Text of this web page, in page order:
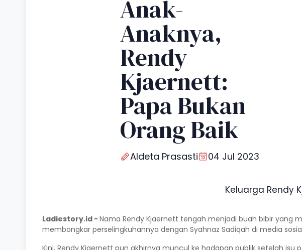
Anak-
Anaknya,
Rendy
Kjaernett:
Papa Bukan
Orang Baik
Aldeta Prasasti 04 Jul 2023
Keluarga Rendy
Ladiestory.id - Nama Rendy Kjaernett tengah menjadi buah bibir yang
membongkar perselingkuhannya dengan Syahnaz Sadiqah di media
Kini, Rendy Kjaernett pun akhirnya muncul ke hadapan publik setelah